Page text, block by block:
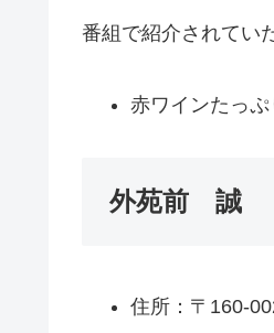
番組で紹介されてい
赤ワインたっ
外苑前 誠
住所：〒160-